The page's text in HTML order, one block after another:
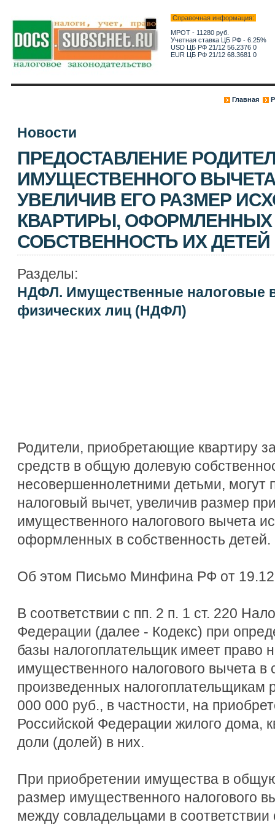
Справочная информация:
МРОТ - 11280 руб.
Учетная ставка ЦБ РФ - 6.25%
USD ЦБ РФ 21/12 56.2376 0
EUR ЦБ РФ 21/12 68.3681 0
Главная
Новости
ПРЕДОСТАВЛЕНИЕ
ИМУЩЕСТВЕННОГО
УВЕЛИЧИВ ЕГО РАЗМЕР
КВАРТИРЫ, ОФОРМЛЕННЫХ
СОБСТВЕННОСТЬ ИХ ДЕТЕЙ
Разделы:
НДФЛ. Имущественные налоговые
физических лиц (НДФЛ)
Родители, приобретающие квартиру
средств в общую долевую
несовершеннолетними детьми, могут
налоговый вычет, увеличив размер
имущественного налогового вычета
оформленных в собственность детей.
Об этом Письмо Минфина РФ от
В соответствии с пп. 2 п. 1 ст. 220
Федерации (далее - Кодекс) при
базы налогоплательщик имеет право
имущественного налогового вычета
произведенных налогоплательщикам
000 000 руб., в частности, на
Российской Федерации жилого дома,
доли (долей) в них.
При приобретении имущества в
размер имущественного налогового
между совладельцами в